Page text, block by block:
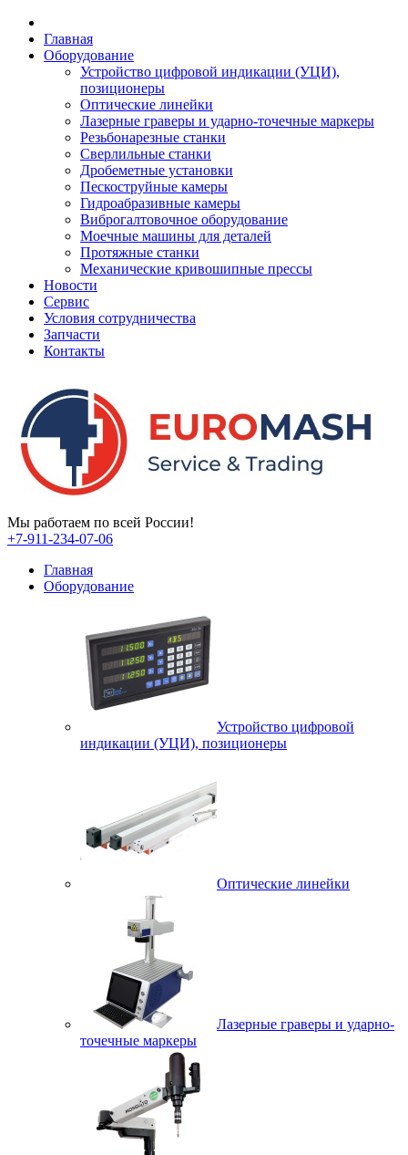
Главная
Оборудование
Устройство цифровой индикации (УЦИ),
позиционеры
Оптические линейки
Лазерные граверы и ударно-точечные маркеры
Резьбонарезные станки
Сверлильные станки
Дробеметные установки
Пескоструйные камеры
Гидроабразивные камеры
Виброгалтовочное оборудование
Моечные машины для деталей
Протяжные станки
Механические кривошипные прессы
Новости
Сервис
Условия сотрудничества
Запчасти
Контакты
Мы работаем по всей России!
+7-911-234-07-06
Главная
Оборудование
Устройство цифровой
индикации (УЦИ), позиционеры
Оптические линейки
Лазерные граверы и ударно-
точечные маркеры